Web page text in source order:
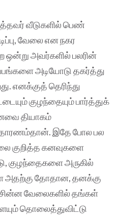
வீடுகளில் பெண்
வேலை என நகர
ஒன்று அவர்களில் பலரின்
அடியோடு தகர்த்து
எனக்குத் தெரிந்து
குழந்தையும் பார்த்துக்
தியாகம்
உதாரணம்தான். இதே போல பல
குறித்த கனவுகளை
குழந்தைகளை அருகில்
அதற்கு தோதான, தனக்கு
சின்ன வேலைகளில் தங்கள்
தொலைத்துவிட்டு